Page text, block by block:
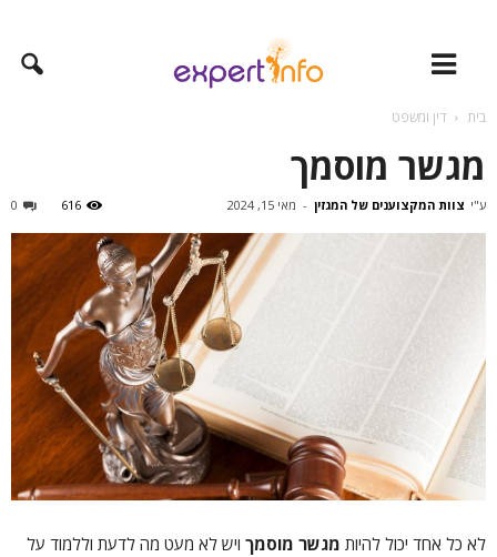
בית דין ומשפט
מגשר מוסמך
ע"י צוות המקצוענים של המגזין - מאי 15, 2024 0 616
לא כל אחד יכול להיות מגשר מוסמך ויש לא מעט מה לדעת וללמוד על